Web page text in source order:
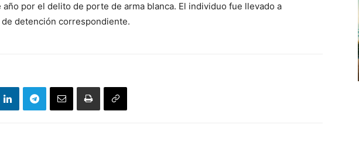
por el delito de porte de arma blanca. El individuo fue llevado a
detención correspondiente.